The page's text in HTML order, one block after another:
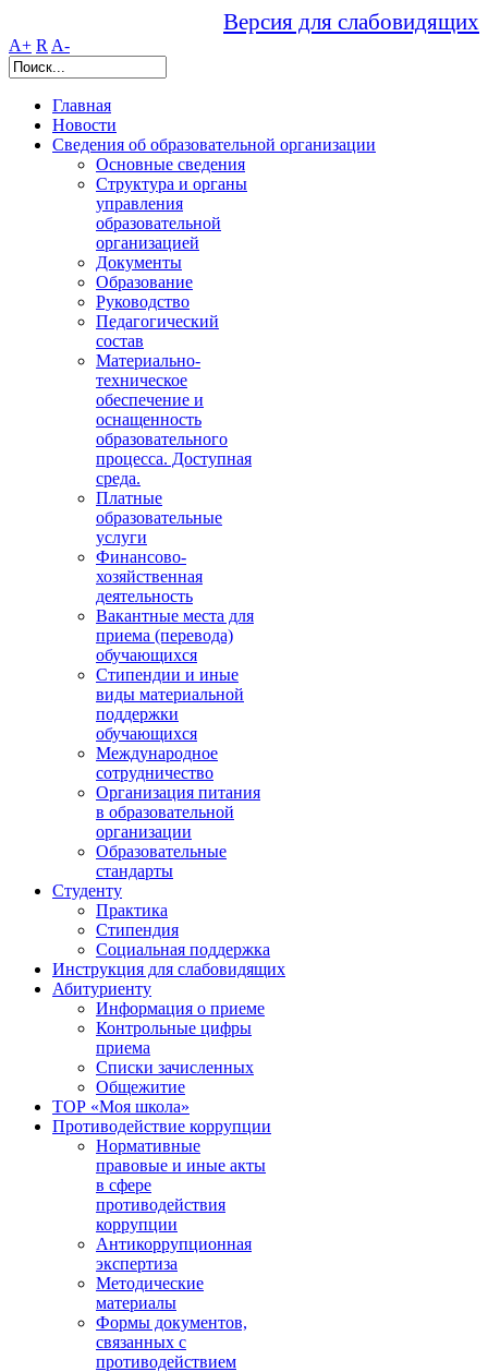
Версия для слабовидящих
A+ R A-
Главная
Новости
Сведения об образовательной организации
Основные сведения
Структура и органы
управления
образовательной
организацией
Документы
Образование
Руководство
Педагогический
состав
Материально-
техническое
обеспечение и
оснащенность
образовательного
процесса. Доступная
среда.
Платные
образовательные
услуги
Финансово-
хозяйственная
деятельность
Вакантные места для
приема (перевода)
обучающихся
Стипендии и иные
виды материальной
поддержки
обучающихся
Международное
сотрудничество
Организация питания
в образовательной
организации
Образовательные
стандарты
Студенту
Практика
Стипендия
Социальная поддержка
Инструкция для слабовидящих
Абитуриенту
Информация о приеме
Контрольные цифры
приема
Списки зачисленных
Общежитие
ТОР «Моя школа»
Противодействие коррупции
Нормативные
правовые и иные акты
в сфере
противодействия
коррупции
Антикоррупционная
экспертиза
Методические
материалы
Формы документов,
связанных с
противодействием